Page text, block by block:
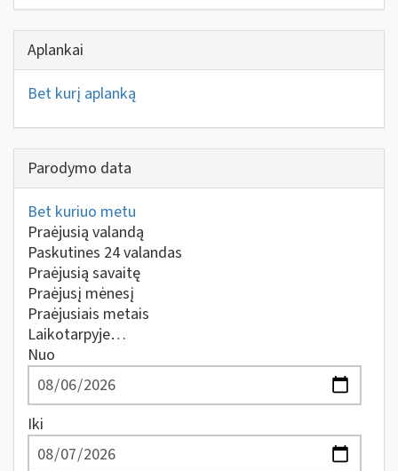
Aplankai
Bet kurį aplanką
Parodymo data
Bet kuriuo metu
Praėjusią valandą
Paskutines 24 valandas
Praėjusią savaitę
Praėjusį mėnesį
Praėjusiais metais
Laikotarpyje…
Nuo
Iki